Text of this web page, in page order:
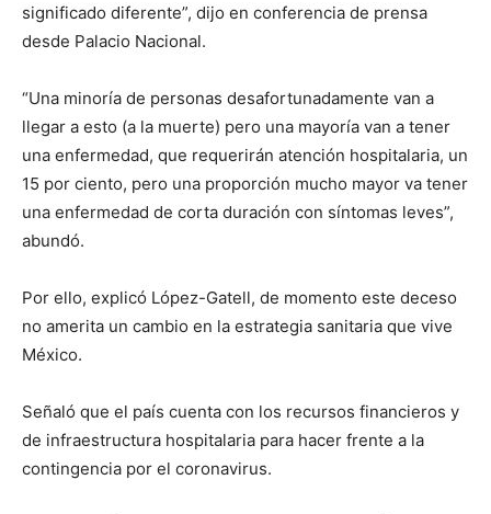
significado diferente”, dijo en conferencia de prensa
desde Palacio Nacional.
“Una minoría de personas desafortunadamente van a
llegar a esto (a la muerte) pero una mayoría van a tener
una enfermedad, que requerirán atención hospitalaria, un
15 por ciento, pero una proporción mucho mayor va tener
una enfermedad de corta duración con síntomas leves”,
abundó.
Por ello, explicó López-Gatell, de momento este deceso
no amerita un cambio en la estrategia sanitaria que vive
México.
Señaló que el país cuenta con los recursos financieros y
de infraestructura hospitalaria para hacer frente a la
contingencia por el coronavirus.